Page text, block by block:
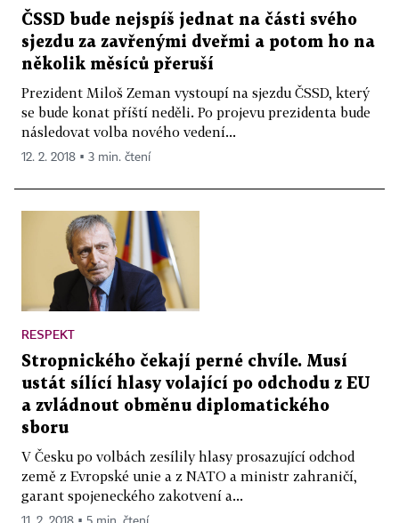
ČSSD bude nejspíš jednat na části svého
sjezdu za zavřenými dveřmi a potom ho na
několik měsíců přeruší
Prezident Miloš Zeman vystoupí na sjezdu ČSSD, který
se bude konat příští neděli. Po projevu prezidenta bude
následovat volba nového vedení...
12. 2. 2018 ▪ 3 min. čtení
RESPEKT
Stropnického čekají perné chvíle. Musí
ustát sílící hlasy volající po odchodu z EU
a zvládnout obměnu diplomatického
sboru
V Česku po volbách zesílily hlasy prosazující odchod
země z Evropské unie a z NATO a ministr zahraničí,
garant spojeneckého zakotvení a...